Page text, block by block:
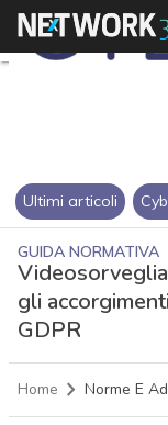
Ultimi articoli
GUIDA NORMATIVA
gli
GDPR
Home Norme E